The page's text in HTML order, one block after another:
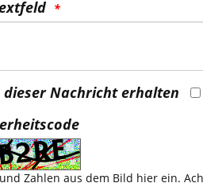
dieser Nachricht erhalten
Zahlen aus dem Bild hier ein.